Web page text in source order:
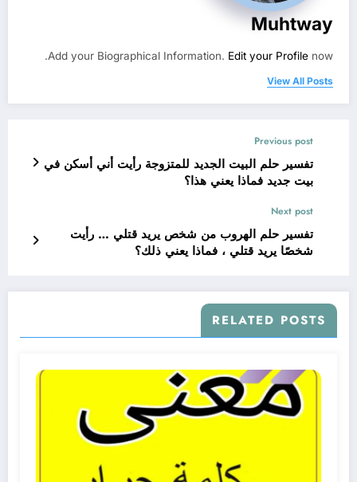
Muhtway
Add your Biographical Information. Edit your Profile now.
View All Posts
Previous post
تفسير حلم البيت الجديد للمتزوجة رأيت أني أسكن في
بيت جديد فماذا يعني هذا؟
Next post
تفسير حلم الهروب من شخص يريد قتلي … رأيت
شخصًا يريد قتلي ، فماذا يعني ذلك؟
RELATED POSTS